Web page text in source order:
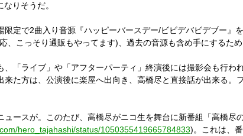
りそうだ。
限定で2曲入り音源『ハッピーバースデー/ビビデバビデブー
、こっそり通販もやってます)、過去の音源も含め手にするた
、「ライブ」や「アフターパーティ」終演後には撮影会も行
来た方は、公演後に楽屋へ出向き、高橋尽と直接話が出来る。
ュースが。このたび、高橋尽がニコ生を舞台に新番組「高橋尽
hero_tajahashi/status/1050355419665784833)。これは、